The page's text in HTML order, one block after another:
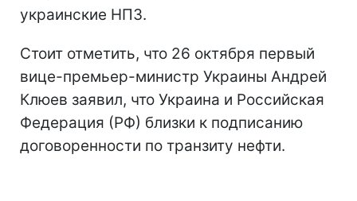
украинские НПЗ.
Стоит отметить, что 26 октября первый
вице-премьер-министр Украины Андрей
Клюев заявил, что Украина и Российская
Федерация (РФ) близки к подписанию
договоренности по транзиту нефти.